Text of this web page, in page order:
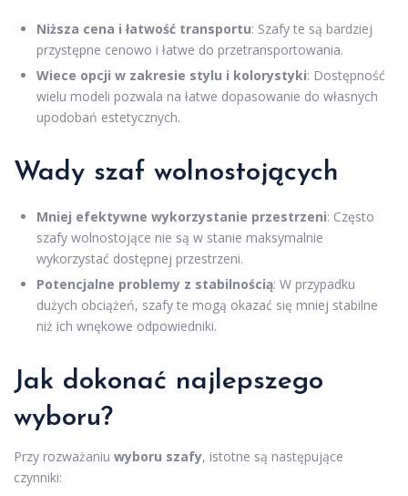
Niższa cena i łatwość transportu: Szafy te są bardziej
przystępne cenowo i łatwe do przetransportowania.
Wiece opcji w zakresie stylu i kolorystyki: Dostępność
wielu modeli pozwala na łatwe dopasowanie do własnych
upodobań estetycznych.
Wady szaf wolnostojących
Mniej efektywne wykorzystanie przestrzeni: Często
szafy wolnostojące nie są w stanie maksymalnie
wykorzystać dostępnej przestrzeni.
Potencjalne problemy z stabilnością: W przypadku
dużych obciążeń, szafy te mogą okazać się mniej stabilne
niż ich wnękowe odpowiedniki.
Jak dokonać najlepszego
wyboru?
Przy rozważaniu wyboru szafy, istotne są następujące
czynniki: